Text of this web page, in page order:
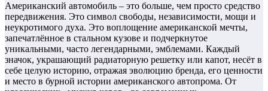
Американский автомобиль – это больше, чем просто средство
передвижения. Это символ свободы, независимости, мощи и
неукротимого духа. Это воплощение американской мечты,
запечатлённое в стальном кузове и подчеркнутое
уникальными, часто легендарными, эмблемами. Каждый
значок, украшающий радиаторную решетку или капот, несёт в
себе целую историю, отражая эволюцию бренда, его ценности
и место в бурной истории американского автопрома. От